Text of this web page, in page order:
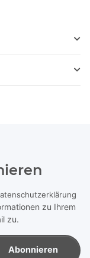
zu Ihrem
zu.
Abonnieren